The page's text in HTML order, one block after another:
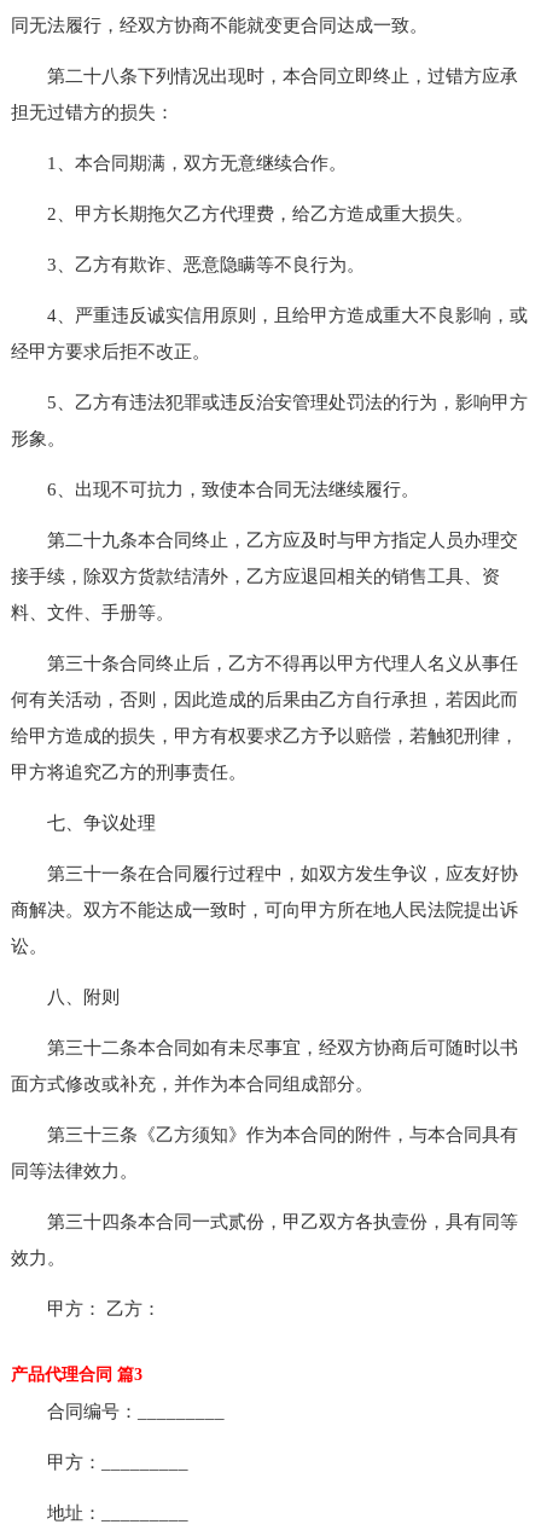
同无法履行，经双方协商不能就变更合同达成一致。
第二十八条下列情况出现时，本合同立即终止，过错方应承
担无过错方的损失：
1、本合同期满，双方无意继续合作。
2、甲方长期拖欠乙方代理费，给乙方造成重大损失。
3、乙方有欺诈、恶意隐瞒等不良行为。
4、严重违反诚实信用原则，且给甲方造成重大不良影响，或
经甲方要求后拒不改正。
5、乙方有违法犯罪或违反治安管理处罚法的行为，影响甲方
形象。
6、出现不可抗力，致使本合同无法继续履行。
第二十九条本合同终止，乙方应及时与甲方指定人员办理交
接手续，除双方货款结清外，乙方应退回相关的销售工具、资
料、文件、手册等。
第三十条合同终止后，乙方不得再以甲方代理人名义从事任
何有关活动，否则，因此造成的后果由乙方自行承担，若因此而
给甲方造成的损失，甲方有权要求乙方予以赔偿，若触犯刑律，
甲方将追究乙方的刑事责任。
七、争议处理
第三十一条在合同履行过程中，如双方发生争议，应友好协
商解决。双方不能达成一致时，可向甲方所在地人民法院提出诉
讼。
八、附则
第三十二条本合同如有未尽事宜，经双方协商后可随时以书
面方式修改或补充，并作为本合同组成部分。
第三十三条《乙方须知》作为本合同的附件，与本合同具有
同等法律效力。
第三十四条本合同一式贰份，甲乙双方各执壹份，具有同等
效力。
甲方： 乙方：
产品代理合同 篇3
合同编号：_________
甲方：_________
地址：_________